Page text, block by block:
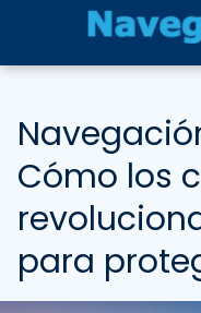
Cómo los
para